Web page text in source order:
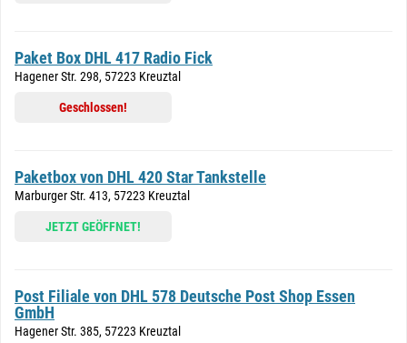
Paket Box DHL 417 Radio Fick
Hagener Str. 298, 57223 Kreuztal
Geschlossen!
Paketbox von DHL 420 Star Tankstelle
Marburger Str. 413, 57223 Kreuztal
JETZT GEÖFFNET!
Post Filiale von DHL 578 Deutsche Post Shop Essen
GmbH
Hagener Str. 385, 57223 Kreuztal